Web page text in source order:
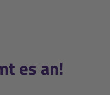
es an!